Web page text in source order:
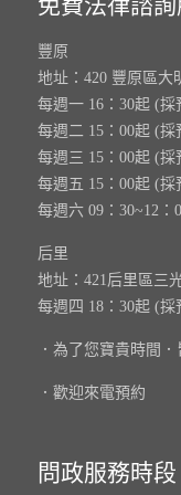
免費法律諮
豐原
地址：420 豐原區大
每週一 16：30起 (採
每週二 15：00起 (採
每週三 15：00起 (採
每週五 15：00起 (採
每週六 09：30~12：
后里
地址：421后里區三
每週四 18：30起 (採
．為了您寶貴時間．
．歡迎來電預約
問政服務時段